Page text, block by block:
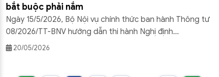
bắt buộc phải nắm
Ngày 15/5/2026, Bộ Nội vụ chính thức ban hành Thông tư
08/2026/TT-BNV hướng dẫn thi hành Nghị định
337/2025/NĐ-CP về hợp đồng lao động điện tử, có hiệu
20/05/2026